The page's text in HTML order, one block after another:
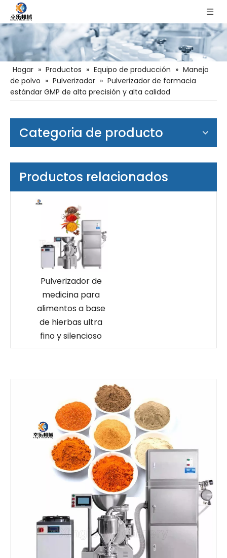
Hogar » Productos » Equipo de producción » Manejo
de polvo » Pulverizador » Pulverizador de farmacia
estándar GMP de alta precisión y alta calidad
Categoria de producto
Productos relacionados
Pulverizador de
medicina para
alimentos a base
de hierbas ultra
fino y silencioso